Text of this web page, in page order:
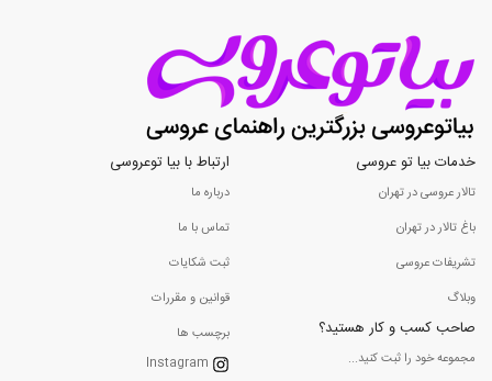
خدمات بیا تو عروسی
تالار عروسی در تهران
باغ تالار در تهران
تشریفات عروسی
وبلاگ
صاحب کسب و کار هستید؟
مجموعه خود را ثبت کنید...
ارتباط با بیا توعروسی
درباره ما
تماس با ما
ثبت شکایات
قوانین و مقررات
برچسب ها
Instagram